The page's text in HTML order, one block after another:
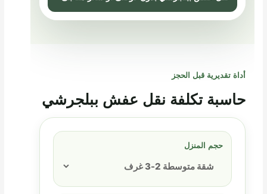
أداة تقديرية قبل الحجز
حاسبة تكلفة نقل عفش ببلجرشي
حجم المنزل